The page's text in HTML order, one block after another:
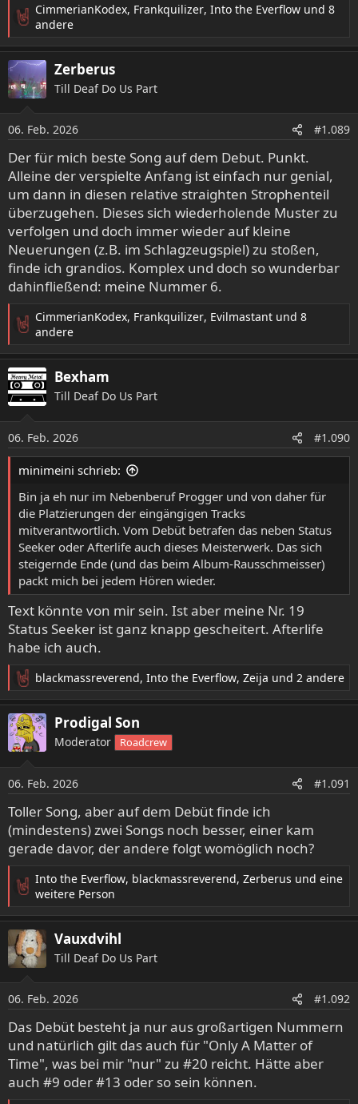
R
a
k
t
i
o
n
e
n
:
CimmerianKodex, Frankquilizer, Into the Everflow und 8
andere
Zerberus
Till Deaf Do Us Part
06. Feb. 2026 #1.089
Der für mich beste Song auf dem Debut. Punkt.
Alleine der verspielte Anfang ist einfach nur genial,
um dann in diesen relative straighten Strophenteil
überzugehen. Dieses sich wiederholende Muster zu
verfolgen und doch immer wieder auf kleine
Neuerungen (z.B. im Schlagzeugspiel) zu stoßen,
finde ich grandios. Komplex und doch so wunderbar
dahinfließend: meine Nummer 6.
R
a
k
t
i
o
n
e
n
CimmerianKodex, Frankquilizer, Evilmastant und 8
andere
Bexham
Till Deaf Do Us Part
06. Feb. 2026 #1.090
minimeini schrieb:
Bin ja eh nur im Nebenberuf Progger und von daher für
die Platzierungen der eingängigen Tracks
mitverantwortlich. Vom Debüt betrafen das neben Status
Seeker oder Afterlife auch dieses Meisterwerk. Das sich
steigernde Ende (und das beim Album-Rausschmeisser)
packt mich bei jedem Hören wieder.
Text könnte von mir sein. Ist aber meine Nr. 19
Status Seeker ist ganz knapp gescheitert. Afterlife
habe ich auch.
R
e
a
k
t
n
e
n
:
blackmassreverend, Into the Everflow, Zeija und 2 andere
Prodigal Son
Moderator Roadcrew
06. Feb. 2026 #1.091
Toller Song, aber auf dem Debüt finde ich
(mindestens) zwei Songs noch besser, einer kam
gerade davor, der andere folgt womöglich noch?
R
a
k
t
i
o
n
e
n
:
Into the Everflow, blackmassreverend, Zerberus und eine
weitere Person
Vauxdvihl
Till Deaf Do Us Part
06. Feb. 2026 #1.092
Das Debüt besteht ja nur aus großartigen Nummern
und natürlich gilt das auch für "Only A Matter of
Time", was bei mir "nur" zu #20 reicht. Hätte aber
auch #9 oder #13 oder so sein können.